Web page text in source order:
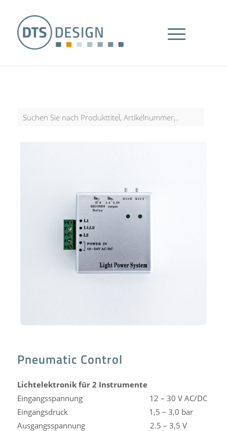
Pneumatic Control
Lichtelektronik für 2 Instrumente
Eingangsspannung 12 – 30 V AC/DC
Eingangsdruck 1,5 – 3,0 bar
Ausgangsspannung 2.5 – 3,5 V